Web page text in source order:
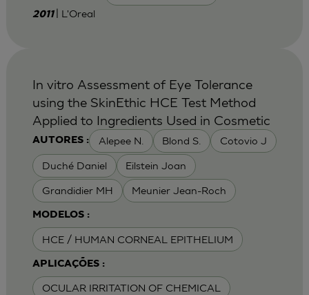
2011 | L'Oreal
AUTORES : Alepee N. Blond S. Cotovio J
Duché Daniel Eilstein Joan
Grandidier MH Meunier Jean-Roch
MODELOS :
HCE / HUMAN CORNEAL EPITHELIUM
APLICAÇÕES :
OCULAR IRRITATION OF CHEMICAL
In vitro Assessment of Eye Tolerance
using the SkinEthic HCE Test Method
Applied to Ingredients Used in Cosmetic